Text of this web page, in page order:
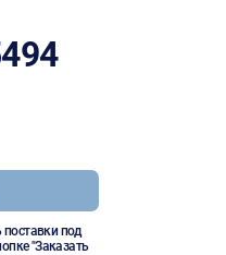
поставки под
"Заказать